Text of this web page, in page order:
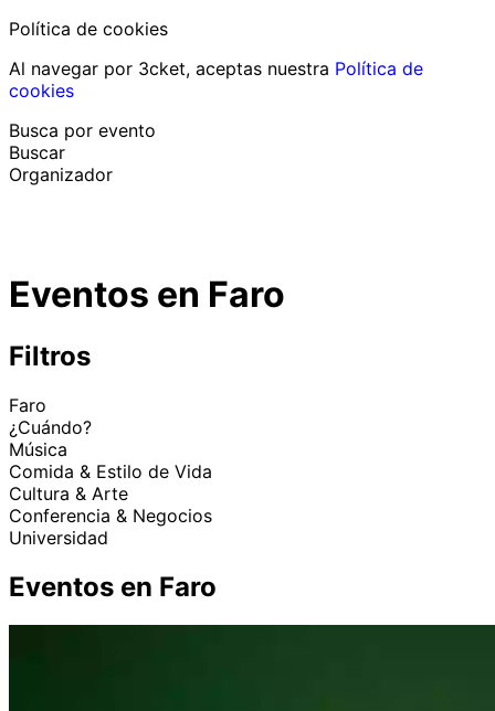
Política de cookies
Al navegar por 3cket, aceptas nuestra Política de
cookies
Busca por evento
Buscar
Organizador
Ayuda al participanteHe perdido mi entrada
Eventos en Faro
Filtros
Faro
¿Cuándo?
Música
Comida & Estilo de Vida
Cultura & Arte
Conferencia & Negocios
Universidad
Eventos en Faro